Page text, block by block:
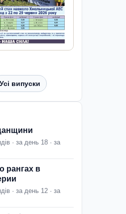
Усі випуски
· за день 18 · за
рангах в
· за день 12 · за